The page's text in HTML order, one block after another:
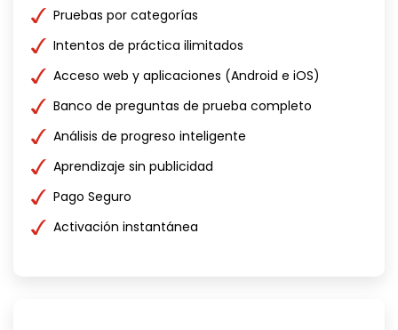
Pruebas por categorías
Intentos de práctica ilimitados
Acceso web y aplicaciones (Android e iOS)
Banco de preguntas de prueba completo
Análisis de progreso inteligente
Aprendizaje sin publicidad
Pago Seguro
Activación instantánea